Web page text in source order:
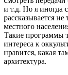
и т.д. Но я иногда
рассказывается
местного
Такие программы
интереса к
нравится, какая
архитектура.